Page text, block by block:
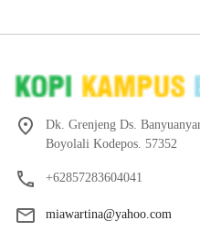
Dk. Grenjeng Ds.
Boyolali Kodepos. 57352
+62857283604041
miawartina@yahoo.com